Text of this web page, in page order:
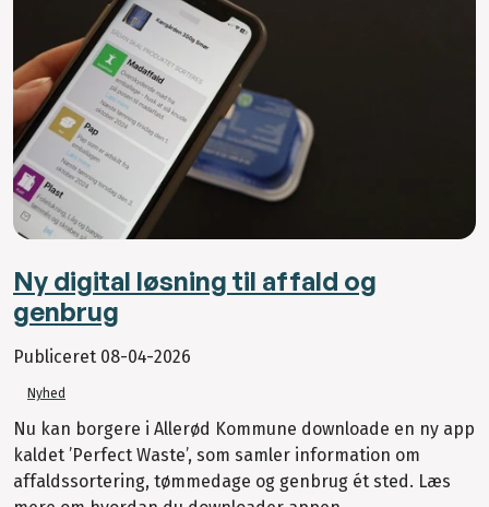
Ny digital løsning til affald og
genbrug
Publiceret 08-04-2026
Nyhed
Nu kan borgere i Allerød Kommune downloade en ny app
kaldet ’Perfect Waste’, som samler information om
affaldssortering, tømmedage og genbrug ét sted. Læs